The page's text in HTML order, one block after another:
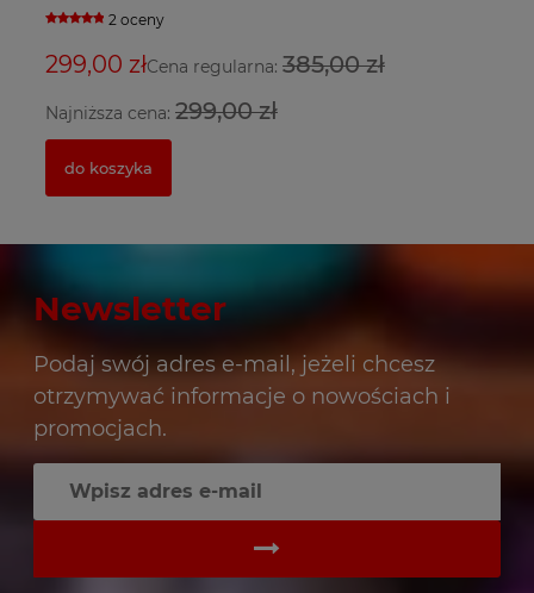
2 oceny
299,00 złCena regularna: 385,00 zł
Najniższa cena: 299,00 zł
do koszyka
Newsletter
Podaj swój adres e-mail, jeżeli chcesz
otrzymywać informacje o nowościach i
promocjach.